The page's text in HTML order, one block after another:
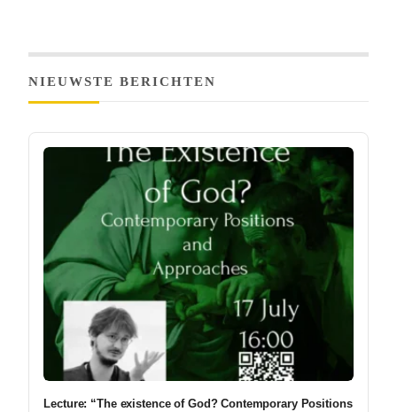
NIEUWSTE BERICHTEN
Lecture: “The existence of God? Contemporary Positions